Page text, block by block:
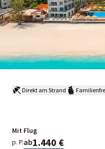
Direkt am Strand
Mit Flug
p. P.ab1.440 €